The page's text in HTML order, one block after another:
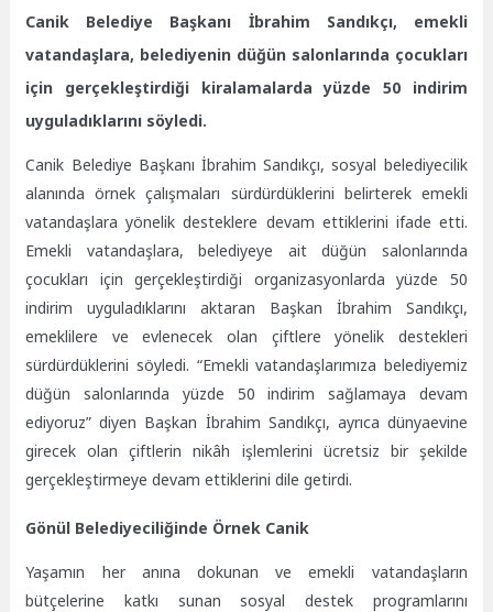
Canik Belediye Başkanı İbrahim Sandıkçı, emekli
vatandaşlara, belediyenin düğün salonlarında çocukları
için gerçekleştirdiği kiralamalarda yüzde 50 indirim
uyguladıklarını söyledi.
Canik Belediye Başkanı İbrahim Sandıkçı, sosyal belediyecilik
alanında örnek çalışmaları sürdürdüklerini belirterek emekli
vatandaşlara yönelik desteklere devam ettiklerini ifade etti.
Emekli vatandaşlara, belediyeye ait düğün salonlarında
çocukları için gerçekleştirdiği organizasyonlarda yüzde 50
indirim uyguladıklarını aktaran Başkan İbrahim Sandıkçı,
emeklilere ve evlenecek olan çiftlere yönelik destekleri
sürdürdüklerini söyledi. “Emekli vatandaşlarımıza belediyemiz
düğün salonlarında yüzde 50 indirim sağlamaya devam
ediyoruz” diyen Başkan İbrahim Sandıkçı, ayrıca dünyaevine
girecek olan çiftlerin nikâh işlemlerini ücretsiz bir şekilde
gerçekleştirmeye devam ettiklerini dile getirdi.
Gönül Belediyeciliğinde Örnek Canik
Yaşamın her anına dokunan ve emekli vatandaşların
bütçelerine katkı sunan sosyal destek programlarını